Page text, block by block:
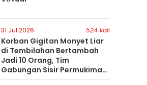
31 Jul 2026 524 kali
Korban Gigitan Monyet Liar
di Tembilahan Bertambah
Jadi 10 Orang, Tim
Gabungan Sisir Permukiman
Gunakan Perahu Karet